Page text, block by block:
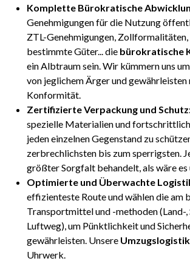
Komplette Bürokratische
Genehmigungen für die Nutzung
ZTL-Genehmigungen,
bestimmte Güter... die bürokratische
ein Albtraum sein. Wir kümmern uns
von jeglichem Ärger und gewährleisten
Konformität.
Zertifizierte Verpackung und
spezielle Materialien und
jeden einzelnen Gegenstand zu
zerbrechlichsten bis zum sperrigsten.
größter Sorgfalt behandelt, als wäre es
Optimierte und Überwachte
effizienteste Route und wählen die am
Transportmittel und -methoden (Land-,
Luftweg), um Pünktlichkeit und
gewährleisten. Unsere Umzugslogistik
Uhrwerk.